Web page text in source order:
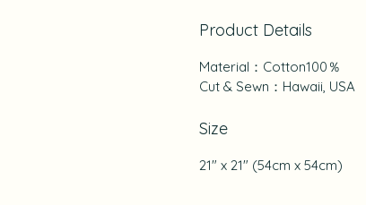
Product Details
Material：Cotton100％
Cut & Sewn：Hawaii, USA
Size
21" x 21" (54cm x 54cm)